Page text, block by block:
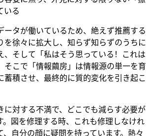
いる
ータが働いているため、絶えず推薦する
を徐々に拡大し、知らず知らずのうちに
、そして「私はそう思っている！これは
そこで「情報繭房」は情報源の単一を育
蓄積させ、最終的に質的変化を引き起こ
に対する不満で、どこでも減らす必要が
。図を修理する時、これも修理しなけれ
、自分の顔に疑問を持っています。熱々